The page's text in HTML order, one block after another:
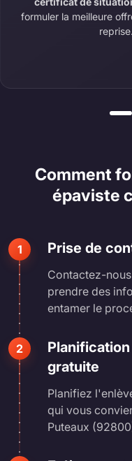
formuler la meilleure
reprise.
Comment
épaviste
1 Prise de
Contactez-
prendre des
entamer le
2
gratuite
Planifiez
qui vous
Puteaux